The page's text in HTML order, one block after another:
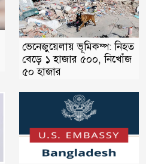
ভেনেজুয়েলায় ভূমিকম্প: নিহত
বেড়ে ১ হাজার ৫০০, নিখোঁজ
৫০ হাজার